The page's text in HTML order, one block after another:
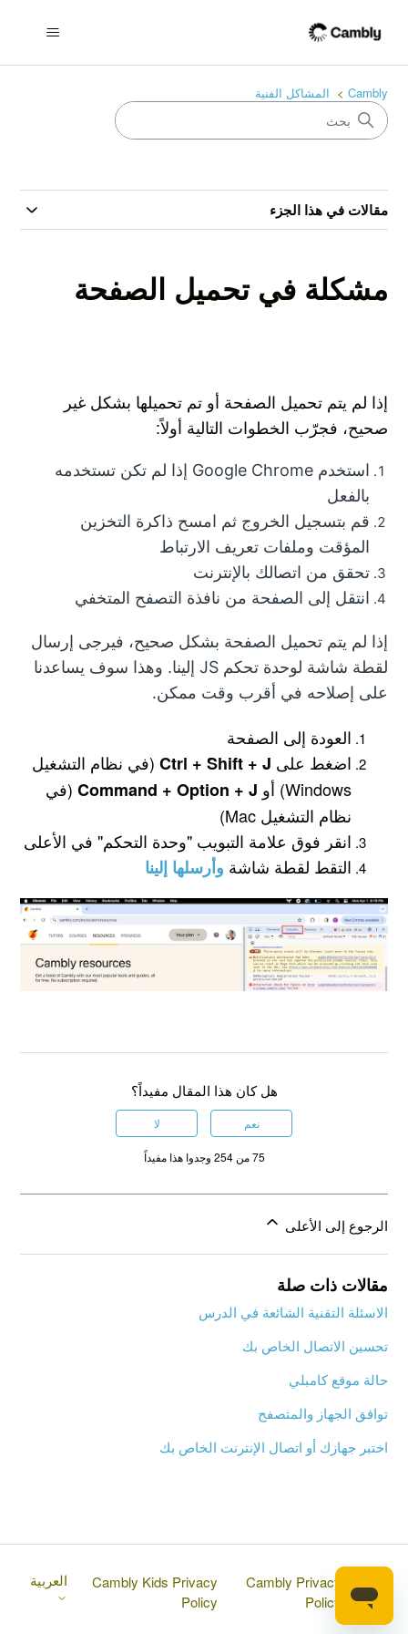
Cambly المشاكل الفنية
مقالات في هذا الجزء
مشكلة في تحميل الصفحة
إذا لم يتم تحميل الصفحة أو تم تحميلها بشكل غير
صحيح، فجرّب الخطوات التالية أولاً:
استخدم Google Chrome إذا لم تكن تستخدمه
بالفعل
قم بتسجيل الخروج ثم امسح ذاكرة التخزين
المؤقت وملفات تعريف الارتباط
تحقق من اتصالك بالإنترنت
انتقل إلى الصفحة من نافذة التصفح المتخفي
إذا لم يتم تحميل الصفحة بشكل صحيح، فيرجى إرسال
لقطة شاشة لوحدة تحكم JS إلينا. وهذا سوف يساعدنا
على إصلاحه في أقرب وقت ممكن.
العودة إلى الصفحة
اضغط على Ctrl + Shift + J (في نظام التشغيل
Windows) أو
Command + Option + J (في
نظام التشغيل Mac)
انقر فوق علامة التبويب "وحدة التحكم" في الأعلى
التقط لقطة شاشة وأرسلها إلينا
هل كان هذا المقال مفيداً؟
نعم لا
75 من 254 وجدوا هذا مفيداً
الرجوع إلى الأعلى
مقالات ذات صلة
الاسئلة التقنية الشائعة في الدرس
تحسين الاتصال الخاص بك
حالة موقع كامبلي
توافق الجهاز والمتصفح
اختبر جهازك أو اتصال الإنترنت الخاص بك
Cambly Privacy
Policy
Cambly Kids Privacy
Policy
العربية